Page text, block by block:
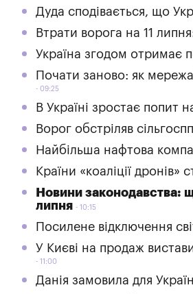
Дуда сподівається, що
Втрати ворога на 11
Україна згодом отримає
Почати заново: як
09:25
В Україні зростає попит
Ворог обстріляв
Найбільша нафтова
Країни «коаліції
Новини законодавства:
липня
10:15
Посилене відключення
У Києві на продаж
11:00
Данія замовила для